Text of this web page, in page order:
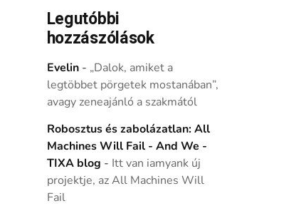
Legutóbbi
hozzászólások
Evelin- „Dalok, amiket a
legtöbbet pörgetek mostanában”,
avagy zeneajánló a szakmától
Robosztus és zabolázatlan: All
Machines Will Fail - And We -
TIXA blog - Itt van iamyank új
projektje, az All Machines Will
Fail